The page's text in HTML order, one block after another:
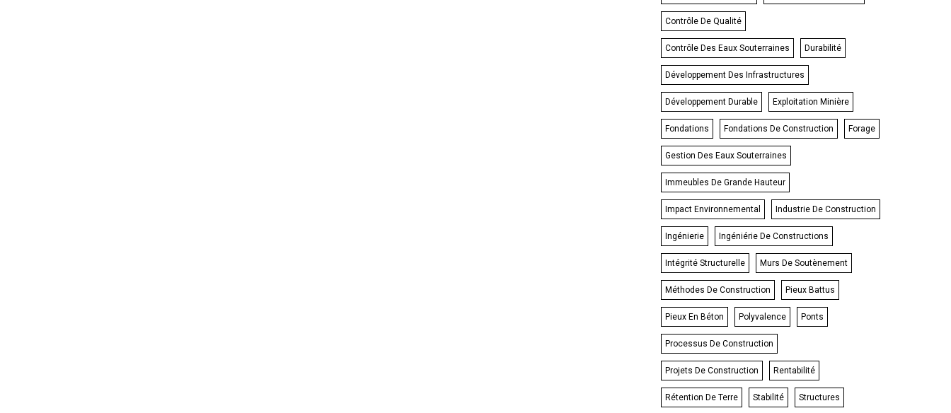
Contrôle De Qualité
Contrôle Des Eaux Souterraines Durabilité
Développement Des Infrastructures
Développement Durable Exploitation Minière
Fondations Fondations De Construction Forage
Gestion Des Eaux Souterraines
Immeubles De Grande Hauteur
Impact Environnemental Industrie De Construction
Ingénierie Ingéniérie De Constructions
Intégrité Structurelle Murs De Soutènement
Méthodes De Construction Pieux Battus
Pieux En Béton Polyvalence Ponts
Processus De Construction
Projets De Construction Rentabilité
Rétention De Terre Stabilité Structures